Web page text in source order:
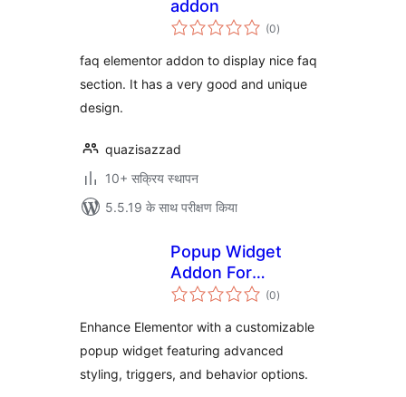
addon
(0कुल
दर)
faq elementor addon to display nice faq
section. It has a very good and unique
design.
quazisazzad
10+ सक्रिय स्थापन
5.5.19 के साथ परीक्षण किया
Popup Widget
Addon For
Elementor by
(0कुल
दर)
Enhance Elementor with a customizable
popup widget featuring advanced
styling, triggers, and behavior options.